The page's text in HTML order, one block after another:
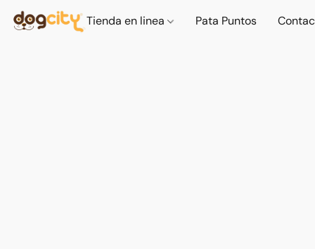
Tienda en linea Pata Puntos